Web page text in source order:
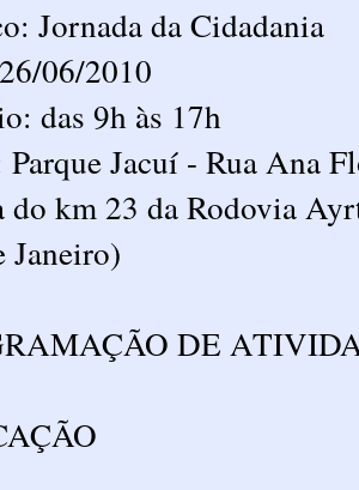
Jornada da Cidadania
06/2010
das 9h às 17h
Jacuí - Rua Ana
do km 23 da Rodovia
Janeiro)
DE